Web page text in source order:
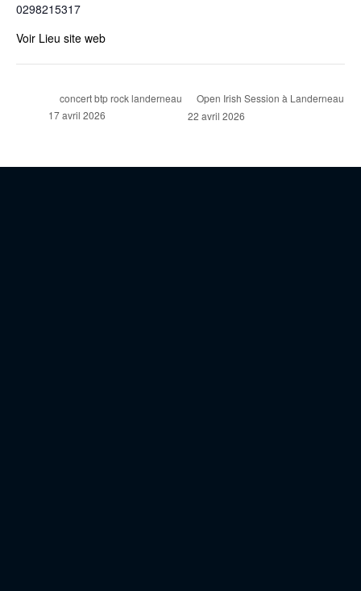
0298215317
Voir Lieu site web
concert btp rock landerneau
17 avril 2026
Open Irish Session à Landerneau
22 avril 2026